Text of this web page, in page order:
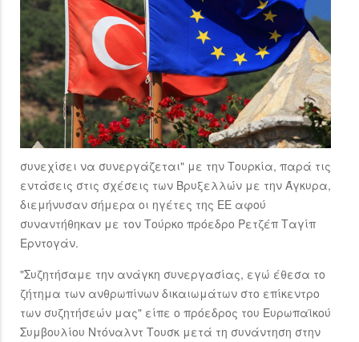
συνεχίσει να συνεργάζεται" με την Τουρκία, παρά τις
εντάσεις στις σχέσεις των Βρυξελλών με την Άγκυρα,
διεμήνυσαν σήμερα οι ηγέτες της ΕΕ αφού
συναντήθηκαν με τον Τούρκο πρόεδρο Ρετζέπ Ταγίπ
Ερντογάν.
"Συζητήσαμε την ανάγκη συνεργασίας, εγώ έθεσα το
ζήτημα των ανθρωπίνων δικαιωμάτων στο επίκεντρο
των συζητήσεών μας" είπε ο πρόεδρος του Ευρωπαϊκού
Συμβουλίου Ντόναλντ Τουσκ μετά τη συνάντηση στην